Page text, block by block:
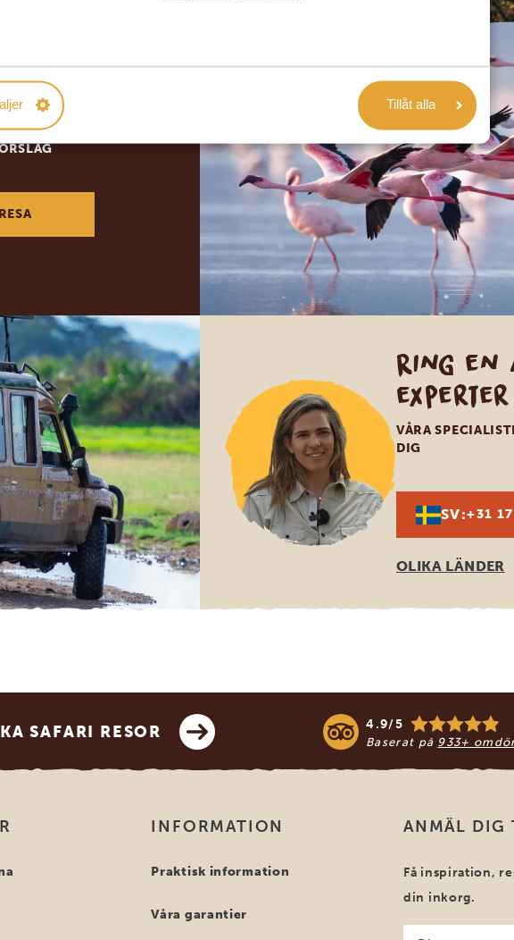
Tillåt alla
Ring en
experter
VÅRA
DIG
SV:+31
OLIKA LÄNDER
SAFARI RESOR 4.9/5
Baserat på 933+
INFORMATION
Praktisk information
Våra garantier
ANMÄL DIG
Få inspiration,
din inkorg.